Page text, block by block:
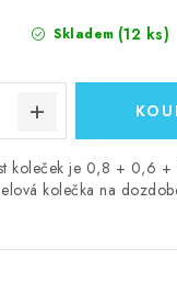
Skladem (12 ks)
koleček je 0,8 + 0,6 +
kolečka na